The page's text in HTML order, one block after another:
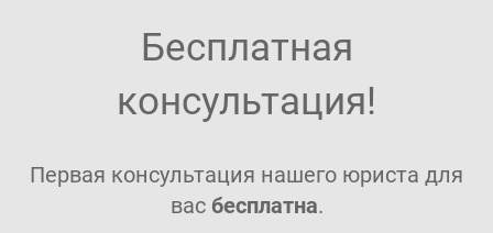
Бесплатная
консультация!
Первая консультация нашего юриста для
вас бесплатна.